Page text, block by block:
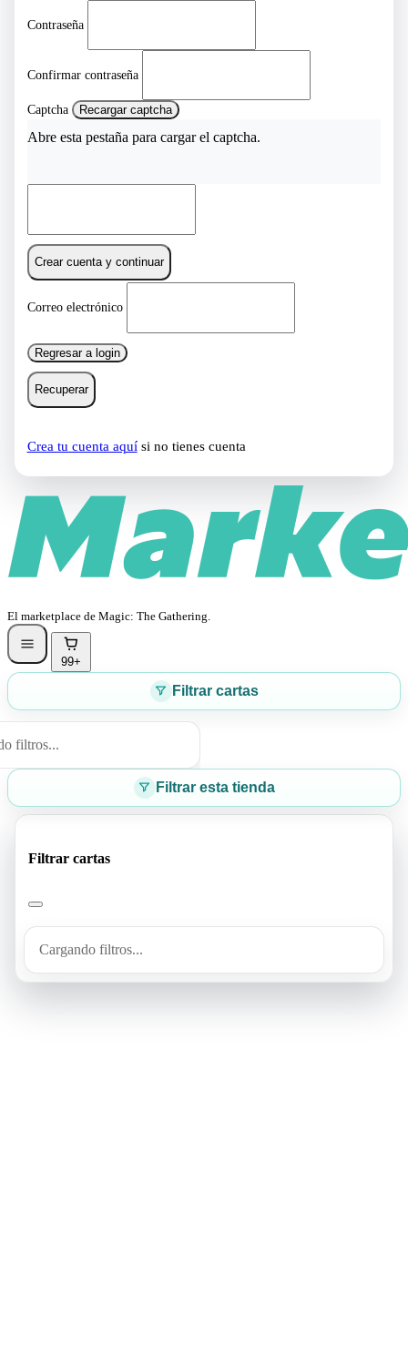
Contraseña
Confirmar contraseña
Captcha Recargar captcha
Abre esta pestaña para cargar el captcha.
Crear cuenta y continuar
Correo electrónico
Regresar a login
Recuperar
Crea tu cuenta aquísi no tienes cuenta
El marketplace de Magic: The Gathering.
99+
Filtrar cartas
filtros...
Filtrar esta tienda
Filtrar cartas
Cargando filtros...